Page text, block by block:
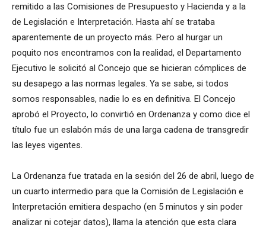
remitido a las Comisiones de Presupuesto y Hacienda y a la
de Legislación e Interpretación. Hasta ahí se trataba
aparentemente de un proyecto más. Pero al hurgar un
poquito nos encontramos con la realidad, el Departamento
Ejecutivo le solicitó al Concejo que se hicieran cómplices de
su desapego a las normas legales. Ya se sabe, si todos
somos responsables, nadie lo es en definitiva. El Concejo
aprobó el Proyecto, lo convirtió en Ordenanza y como dice el
título fue un eslabón más de una larga cadena de transgredir
las leyes vigentes.
La Ordenanza fue tratada en la sesión del 26 de abril, luego de
un cuarto intermedio para que la Comisión de Legislación e
Interpretación emitiera despacho (en 5 minutos y sin poder
analizar ni cotejar datos), llama la atención que esta clara